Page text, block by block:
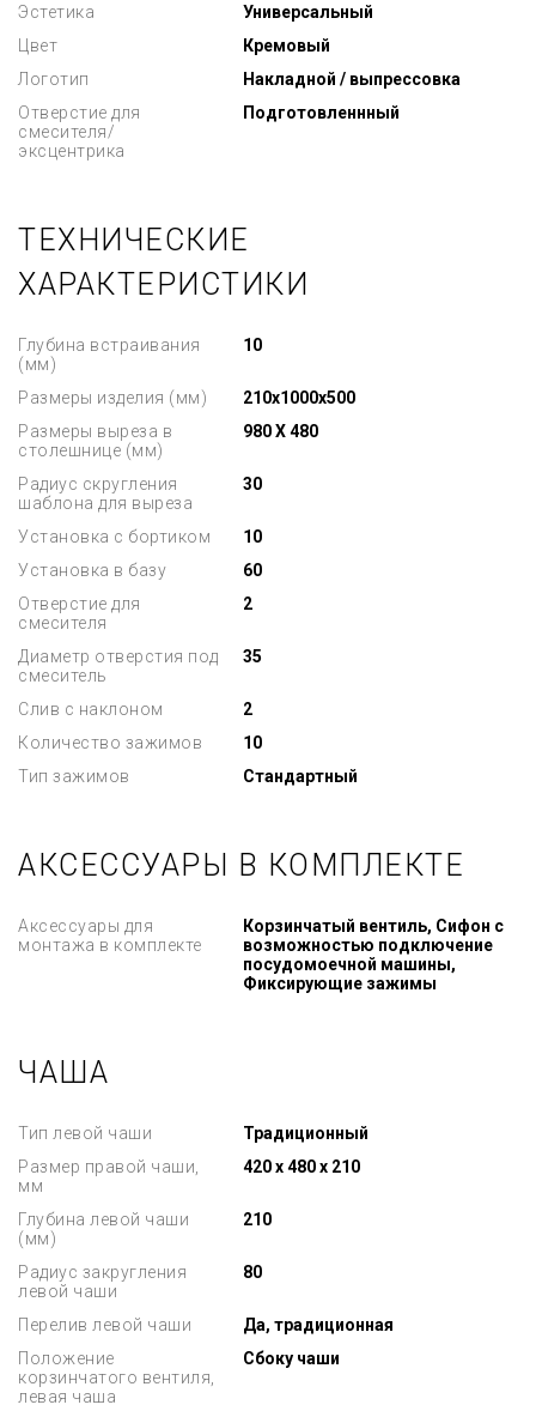
Эстетика
Универсальный
Цвет
Кремовый
Логотип
Накладной / выпрессовка
Отверстие для
смесителя/
эксцентрика
Подготовленнный
ТЕХНИЧЕСКИЕ
ХАРАКТЕРИСТИКИ
Глубина встраивания
(мм)
10
Размеры изделия (мм)
210x1000x500
Размеры выреза в
столешнице (мм)
980 X 480
Радиус скругления
шаблона для выреза
30
Установка с бортиком
10
Установка в базу
60
Отверстие для
смесителя
2
Диаметр отверстия под
смеситель
35
Слив с наклоном
2
Количество зажимов
10
Тип зажимов
Стандартный
АКСЕССУАРЫ В КОМПЛЕКТЕ
Аксессуары для
монтажа в комплекте
Корзинчатый вентиль, Сифон с
возможностью подключение
посудомоечной машины,
Фиксирующие зажимы
ЧАША
Тип левой чаши
Традиционный
Размер правой чаши,
мм
420 x 480 x 210
Глубина левой чаши
(мм)
210
Радиус закругления
левой чаши
80
Перелив левой чаши
Да, традиционная
Положение
корзинчатого вентиля,
левая чаша
Сбоку чаши